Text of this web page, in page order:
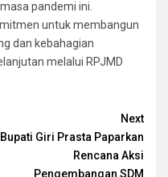
pandemi ini.
untuk membangun
dan kebahagian
melalui RPJMD
Next
Bupati Giri Prasta Paparkan
Rencana Aksi
Pengembangan SDM